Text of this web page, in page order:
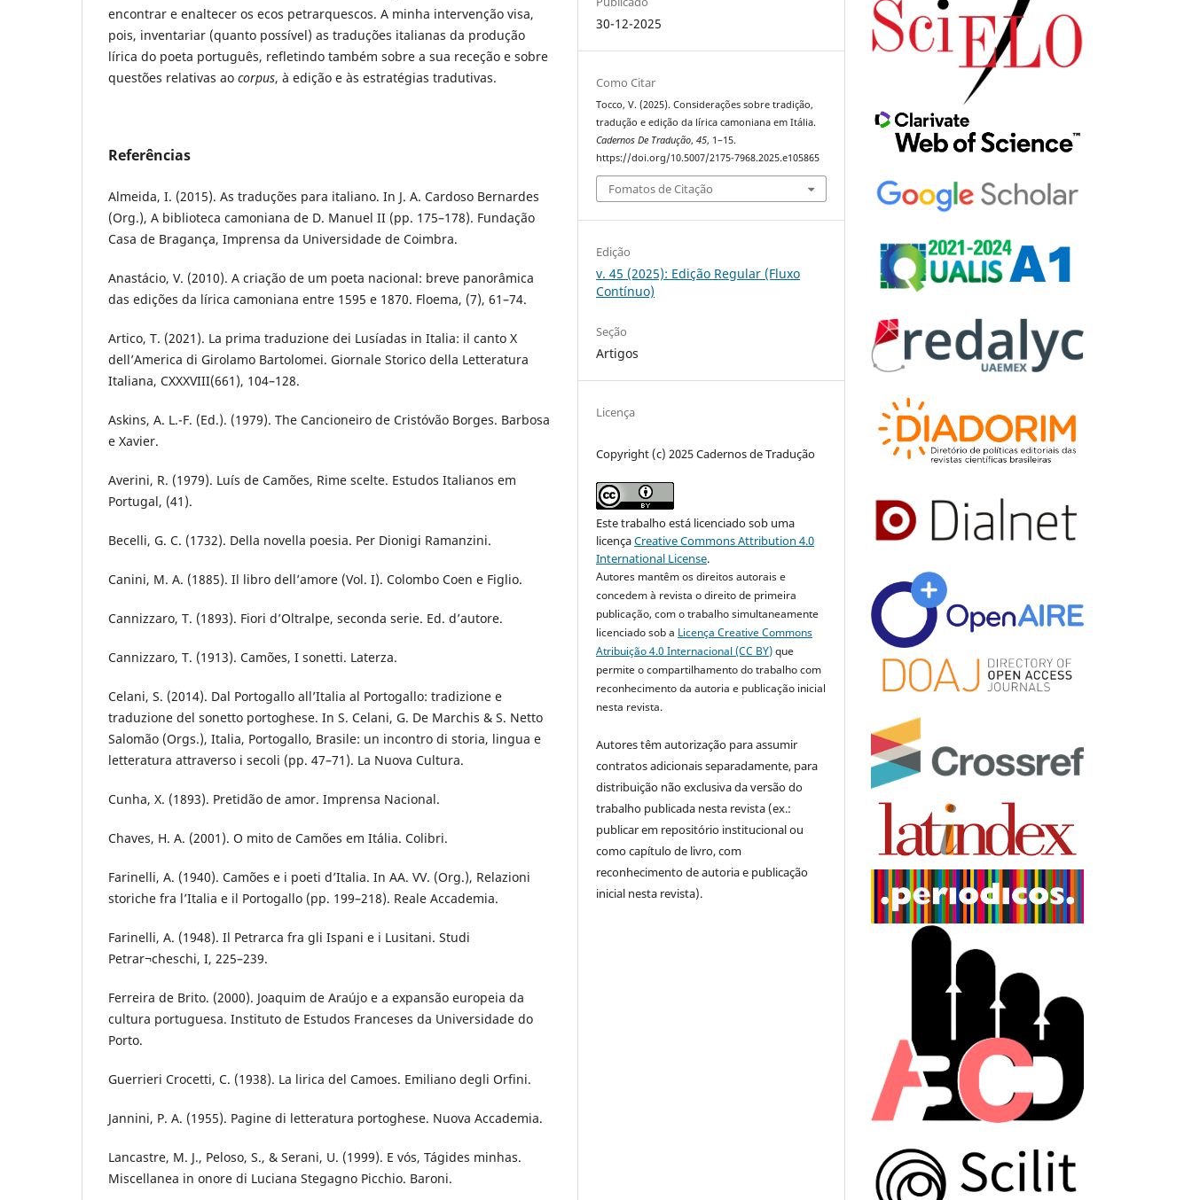
encontrar e enaltecer os ecos petrarquescos. A minha intervenção visa,
pois, inventariar (quanto possível) as traduções italianas da produção
lírica do poeta português, refletindo também sobre a sua receção e sobre
questões relativas ao corpus, à edição e às estratégias tradutivas.
Referências
Almeida, I. (2015). As traduções para italiano. In J. A. Cardoso Bernardes
(Org.), A biblioteca camoniana de D. Manuel II (pp. 175–178). Fundação
Casa de Bragança, Imprensa da Universidade de Coimbra.
Anastácio, V. (2010). A criação de um poeta nacional: breve panorâmica
das edições da lírica camoniana entre 1595 e 1870. Floema, (7), 61–74.
Artico, T. (2021). La prima traduzione dei Lusíadas in Italia: il canto X
dell’America di Girolamo Bartolomei. Giornale Storico della Letteratura
Italiana, CXXXVIII(661), 104–128.
Askins, A. L.-F. (Ed.). (1979). The Cancioneiro de Cristóvão Borges. Barbosa
e Xavier.
Averini, R. (1979). Luís de Camões, Rime scelte. Estudos Italianos em
Portugal, (41).
Becelli, G. C. (1732). Della novella poesia. Per Dionigi Ramanzini.
Canini, M. A. (1885). Il libro dell’amore (Vol. I). Colombo Coen e Figlio.
Cannizzaro, T. (1893). Fiori d’Oltralpe, seconda serie. Ed. d’autore.
Cannizzaro, T. (1913). Camões, I sonetti. Laterza.
Celani, S. (2014). Dal Portogallo all’Italia al Portogallo: tradizione e
traduzione del sonetto portoghese. In S. Celani, G. De Marchis & S. Netto
Salomão (Orgs.), Italia, Portogallo, Brasile: un incontro di storia, lingua e
letteratura attraverso i secoli (pp. 47–71). La Nuova Cultura.
Cunha, X. (1893). Pretidão de amor. Imprensa Nacional.
Chaves, H. A. (2001). O mito de Camões em Itália. Colibri.
Farinelli, A. (1940). Camões e i poeti d’Italia. In AA. VV. (Org.), Relazioni
storiche fra l’Italia e il Portogallo (pp. 199–218). Reale Accademia.
Farinelli, A. (1948). Il Petrarca fra gli Ispani e i Lusitani. Studi
Petrar¬cheschi, I, 225–239.
Ferreira de Brito. (2000). Joaquim de Araújo e a expansão europeia da
cultura portuguesa. Instituto de Estudos Franceses da Universidade do
Porto.
Guerrieri Crocetti, C. (1938). La lirica del Camoes. Emiliano degli Orfini.
Jannini, P. A. (1955). Pagine di letteratura portoghese. Nuova Accademia.
Lancastre, M. J., Peloso, S., & Serani, U. (1999). E vós, Tágides minhas.
Miscellanea in onore di Luciana Stegagno Picchio. Baroni.
30-12-2025
Como Citar
Tocco, V. (2025). Considerações sobre tradição,
tradução e edição da lírica camoniana em Itália.
Cadernos De Tradução,45, 1–15.
https://doi.org/10.5007/2175-7968.2025.e105865
Fomatos de Citação
Edição
v. 45 (2025): Edição Regular (Fluxo
Contínuo)
Seção
Artigos
Licença
Copyright (c) 2025 Cadernos de Tradução
Este trabalho está licenciado sob uma
licençaCreative Commons Attribution 4.0
International License.
Autores mantêm os direitos autorais e
concedem à revista o direito de primeira
publicação, com o trabalho simultaneamente
licenciado sob a Licença Creative Commons
Atribuição 4.0 Internacional (CC BY)que
permite o compartilhamento do trabalho com
reconhecimento da autoria e publicação inicial
nesta revista.
Autores têm autorização para assumir
contratos adicionais separadamente, para
distribuição não exclusiva da versão do
trabalho publicada nesta revista (ex.:
publicar em repositório institucional ou
como capítulo de livro, com
reconhecimento de autoria e publicação
inicial nesta revista).